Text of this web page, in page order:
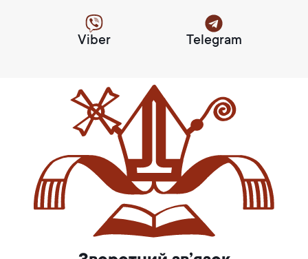
Viber Telegram